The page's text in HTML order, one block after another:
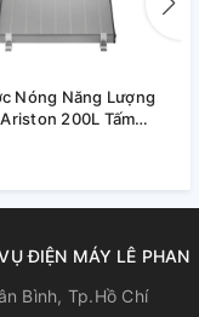
người sử dụng có
không cần phải gọi
Nóng Năng Lượng
200L Tấm
Thermo DR-2
ĐIỆN MÁY LÊ PHAN
Bình, Tp.Hồ Chí